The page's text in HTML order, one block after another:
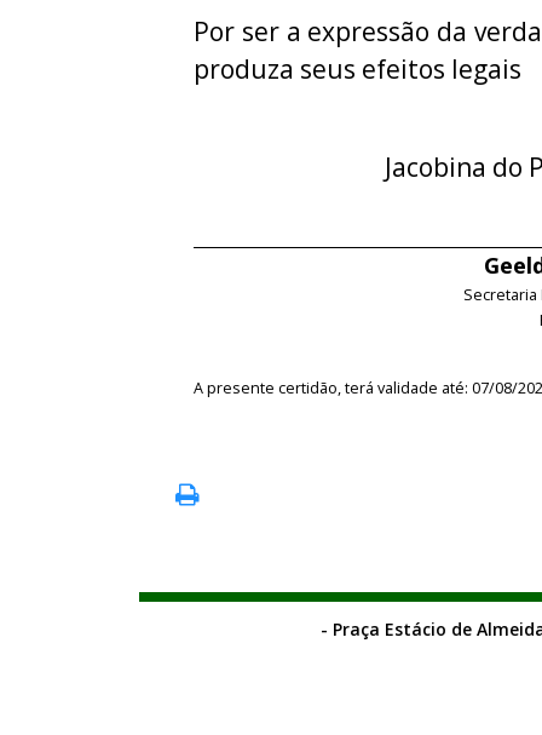
Por ser a expressão da
produza seus efeitos legais
Jacobina do
A presente certidão, terá validade até: 07/08/
- Praça Estácio de